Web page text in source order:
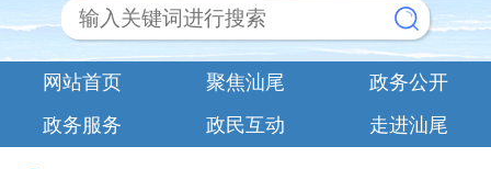
网站首页 聚焦汕尾
政务公开
政务服务
政民互动 走进汕尾